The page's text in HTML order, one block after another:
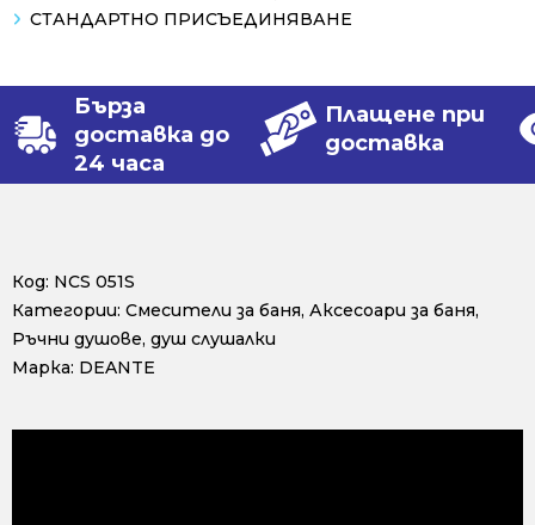
СТАНДАРТНО ПРИСЪЕДИНЯВАНЕ
Бърза
доставка до
24 часа
Плащене при
доставка
Код: NCS 051S
Категории: Смесители за баня, Аксесоари за баня,
Ръчни душове, душ слушалки
Марка: DEANTE